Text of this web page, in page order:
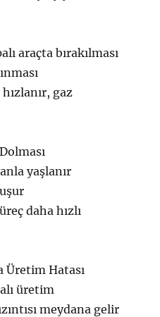
araçta bırakılması
gaz
yaşlanır
daha hızlı
Üretim Hatası
üretim
meydana gelir